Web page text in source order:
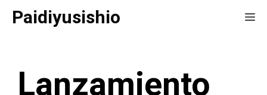
SaltarPaidiyusishio
Lanzamiento